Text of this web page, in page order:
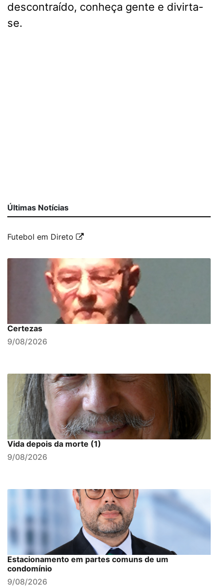
descontraído, conheça gente e divirta-
se.
Últimas Notícias
Futebol em Direto
Certezas
9/08/2026
Vida depois da morte (1)
9/08/2026
Estacionamento em partes comuns de um
condomínio
9/08/2026